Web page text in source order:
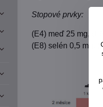
Stopové prvky:
(E4) meď 25 mg,
(E8) selén 0,5 mg,